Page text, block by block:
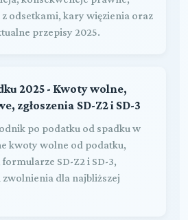
odsetkami, kary więzienia oraz
przepisy 2025.
2025 - Kwoty wolne,
zgłoszenia SD-Z2 i SD-3
po podatku od spadku w
kwoty wolne od podatku,
SD-Z2 i SD-3,
zwolnienia dla najbliższej